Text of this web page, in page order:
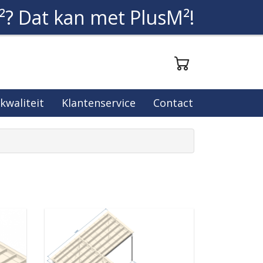
Dat kan met PlusM²!
Klantenservice Contact